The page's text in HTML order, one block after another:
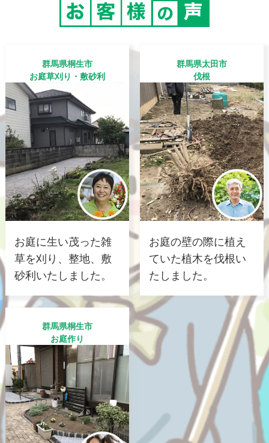
群馬県桐生市
お庭草刈り・敷砂利
お庭に生い茂った雑
草を刈り、整地、敷
砂利いたしました。
群馬県太田市
伐根
お庭の壁の際に植え
ていた植木を伐根い
たしました。
群馬県桐生市
お庭作り